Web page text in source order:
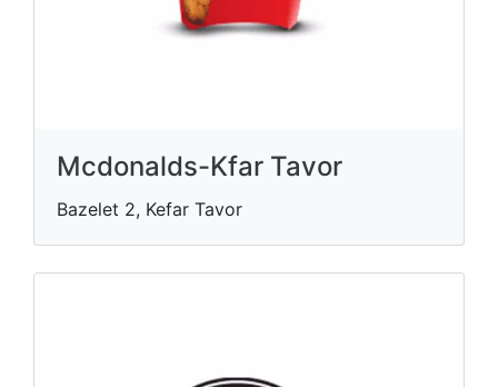
Mcdonalds-Kfar Tavor
Bazelet 2, Kefar Tavor